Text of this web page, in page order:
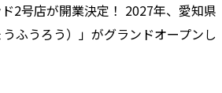
2号店が開業決定！ 2027年、愛知県
ふうろう）」がグランドオープンし